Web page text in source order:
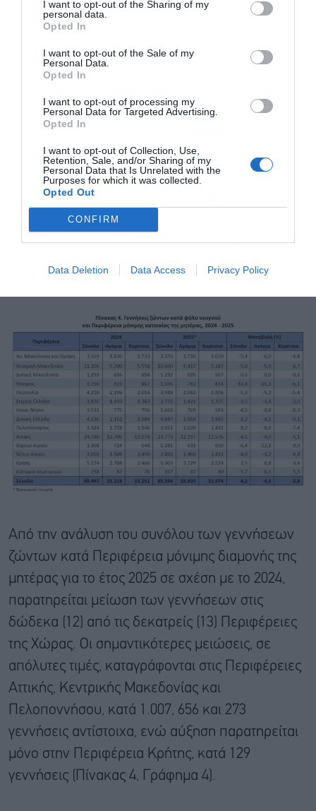
I want to opt-out of the Sharing of my
personal data.
Opted In
I want to opt-out of the Sale of my
Personal Data.
Opted In
I want to opt-out of processing my
Personal Data for Targeted Advertising.
Opted In
I want to opt-out of Collection, Use,
Retention, Sale, and/or Sharing of my
Personal Data that Is Unrelated with the
Purposes for which it was collected.
Opted Out
CONFIRM
Data Deletion Data Access Privacy Policy
Από την ανάλυση του συνόλου των γεννήσεων
ζώντων κατά Περιφέρεια μόνιμης διαμονής της
μητέρας για το έτος 2025 σε σχέση με το 2024,
παρατηρείται μείωση των γεννήσεων στις
δώδεκα (12) από τις δεκατρείς (13) Περιφέρειες
της Χώρας. Οι σημαντικότερες μειώσεις, σε
απόλυτες τιμές, καταγράφονται στις Περιφέρειες
Αττικής, Κεντρικής Μακεδονίας και
Πελοποννήσου, κατά 1.007, 656 και 273
γεννήσεις αντίστοιχα, ενώ αύξηση παρατηρείται
μόνο στην Περιφέρεια Κρήτης, κατά 129
γεννήσεις (Πίνακας 4, Γράφημα 4).
Αποδέχομαι τους